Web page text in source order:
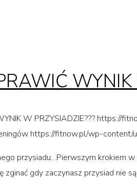
W PRZYSIADZIE??? https://
https://fitnow.pl/wp-content/
przysiadu…Pierwszym krokiem
zginać gdy zaczynasz przysiad nie